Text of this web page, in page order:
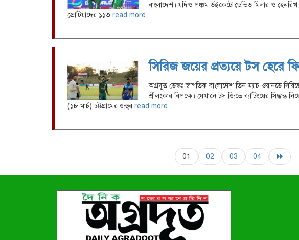
বাংলাদেশ। যদিও পঞ্চম উইকেটে ডেভিড মিলার ও
প্রোটিয়াদের ১১৩ read more
সিরিজ জয়ের প্রত্যয়ে টস হেরে
অগ্রদূত ডেস্কঃ স্বাগতিক বাংলাদেশ তিন ম্যাচ ওয়ানডে
শ্রীলংকার বিপক্ষে। যেখানে টস জিতে ব্যাটিংয়ের সিদ্ধান্ত
(১৮ মার্চ) চট্টগ্রামের জহুর read more
01 02 03 04